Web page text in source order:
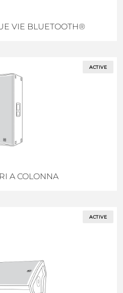
VIE BLUETOOTH®
ACTIVE
A COLONNA
ACTIVE